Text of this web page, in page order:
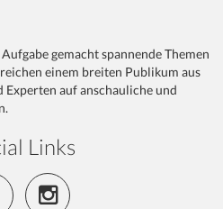
gemacht spannende Themen
einem breiten Publikum aus
auf anschauliche und
Links